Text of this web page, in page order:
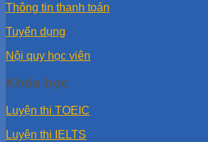
Thông tin thanh toán
Tuyển dụng
Nội quy học viên
Khóa học
Luyện thi TOEIC
Luyện thi IELTS